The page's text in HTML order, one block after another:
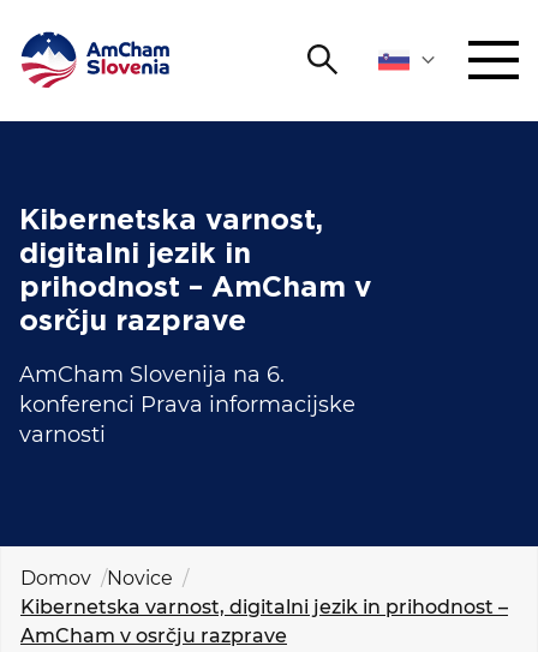
Išči
ZAGOVORNIŠTVO
AmChamYOUNG
MEDNARODNO SODELOVANJE
ČLANSTVO
NOVICE
Kibernetska varnost,
digitalni jezik in
prihodnost – AmCham v
osrčju razprave
AmCham Slovenija na 6.
konferenci Prava informacijske
varnosti
Domov
Novice
Kibernetska varnost, digitalni jezik in prihodnost –
AmCham v osrčju razprave